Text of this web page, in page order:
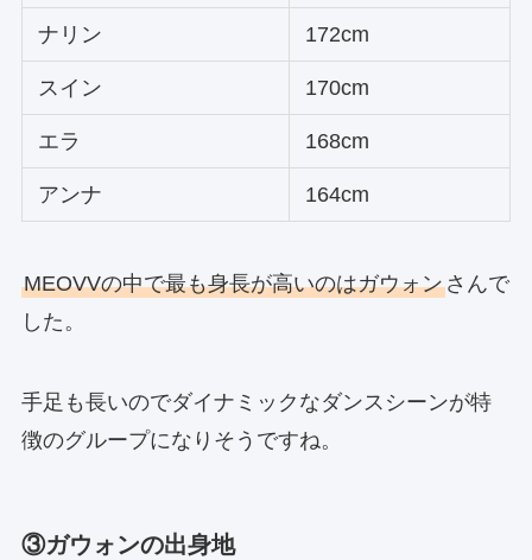
ナリン 172cm
スイン 170cm
エラ 168cm
アンナ 164cm
MEOVVの中で最も身長が高いのはガウォンさんで
した。
手足も長いのでダイナミックなダンスシーンが特
徴のグループになりそうですね。
③ガウォンの出身地